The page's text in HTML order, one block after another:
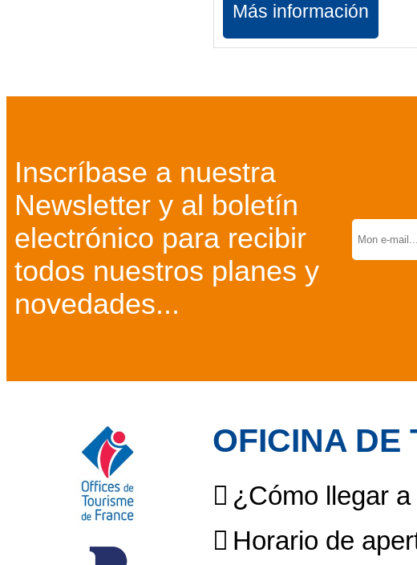
Más información
Inscríbase a nuestra
Newsletter y al boletín
electrónico para recibir
todos nuestros planes y
novedades...
OFICINA DE
¿Cómo llegar
Horario de